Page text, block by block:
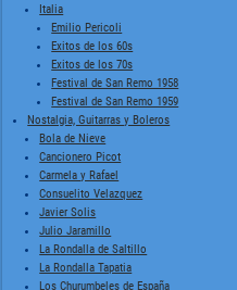
Italia
Emilio Pericoli
Exitos de los 60s
Exitos de los 70s
Festival de San Remo 1958
Festival de San Remo 1959
Nostalgia, Guitarras y Boleros
Bola de Nieve
Cancionero Picot
Carmela y Rafael
Consuelito Velazquez
Javier Solis
Julio Jaramillo
La Rondalla de Saltillo
La Rondalla Tapatia
Los Churumbeles de España